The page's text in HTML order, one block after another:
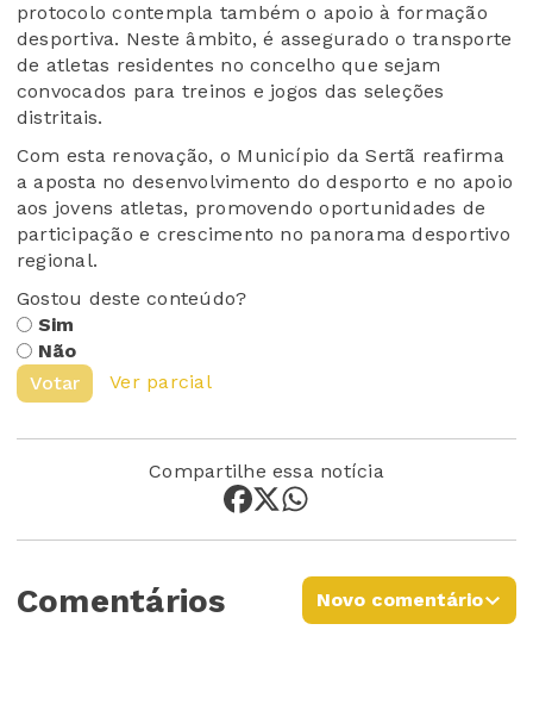
protocolo contempla também o apoio à formação
desportiva. Neste âmbito, é assegurado o transporte
de atletas residentes no concelho que sejam
convocados para treinos e jogos das seleções
distritais.
Com esta renovação, o Município da Sertã reafirma
a aposta no desenvolvimento do desporto e no apoio
aos jovens atletas, promovendo oportunidades de
participação e crescimento no panorama desportivo
regional.
Gostou deste conteúdo?
Sim
Não
Votar
Ver parcial
Compartilhe essa notícia
Comentários Novo comentário